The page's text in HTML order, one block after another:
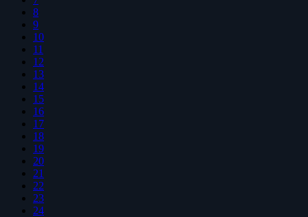
8
9
10
11
12
13
14
15
16
17
18
19
20
21
22
23
24